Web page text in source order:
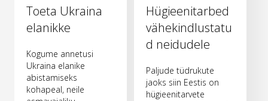
Toeta Ukraina
elanikke
Kogume annetusi
Ukraina elanike
abistamiseks
kohapeal, neile
Hügieenitarbed
vähekindlustatu
d neidudele
Paljude tüdrukute
jaoks siin Eestis on
hügieenitarvete